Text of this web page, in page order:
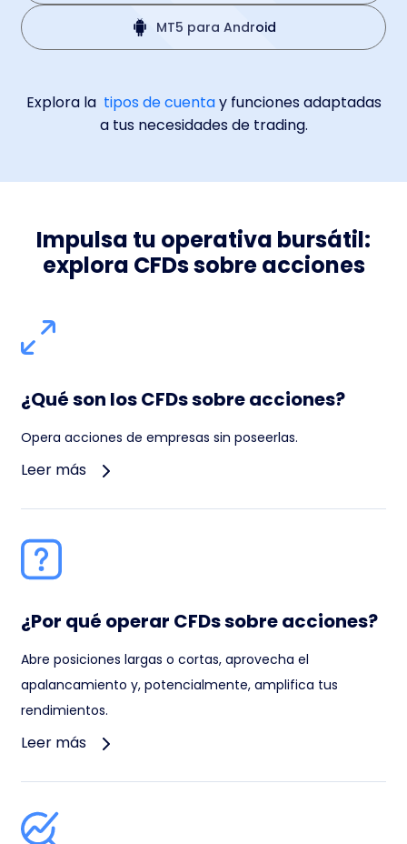
MT5 para Android
Explora la tipos de cuentay funciones adaptadas
a tus necesidades de trading.
Impulsa tu operativa bursátil:
explora CFDs sobre acciones
¿Qué son los CFDs sobre acciones?
Opera acciones de empresas sin poseerlas.
Leer más
¿Por qué operar CFDs sobre acciones?
Abre posiciones largas o cortas, aprovecha el
apalancamiento y, potencialmente, amplifica tus
rendimientos.
Leer más